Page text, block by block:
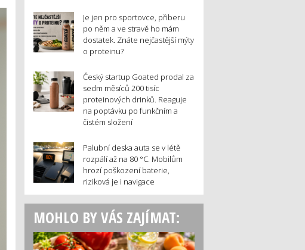
Je jen pro sportovce, přiberu
po něm a ve stravě ho mám
dostatek. Znáte nejčastější mýty
o proteinu?
Český startup Goated prodal za
sedm měsíců 200 tisíc
proteinových drinků. Reaguje
na poptávku po funkčním a
čistém složení
Palubní deska auta se v létě
rozpálí až na 80 °C. Mobilům
hrozí poškození baterie,
riziková je i navigace
MOHLO BY VÁS ZAJÍMAT: